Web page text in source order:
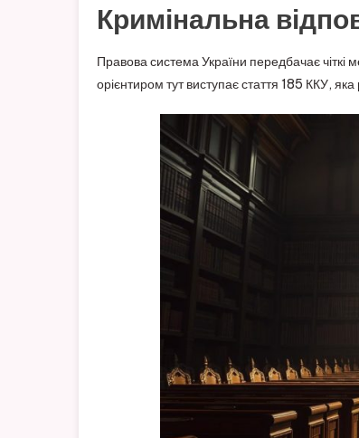
Кримінальна
Правова система України передбачає
орієнтиром тут виступає стаття 185 ККУ,